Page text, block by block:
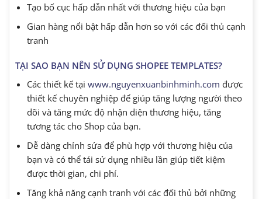
Tạo bố cục hấp dẫn nhất với thương hiệu của bạn
Gian hàng nổi bật hấp dẫn hơn so với các đối thủ cạnh
tranh
TẠI SAO BẠN NÊN SỬ DỤNG SHOPEE TEMPLATES?
Các thiết kế tại www.nguyenxuanbinhminh.com được
thiết kế chuyên nghiệp để giúp tăng lượng người theo
dõi và tăng mức độ nhận diện thương hiệu, tăng
tương tác cho Shop của bạn.
Dễ dàng chỉnh sửa để phù hợp với thương hiệu của
bạn và có thể tái sử dụng nhiều lần giúp tiết kiệm
được thời gian, chi phí.
Tăng khả năng cạnh tranh với các đối thủ bởi những